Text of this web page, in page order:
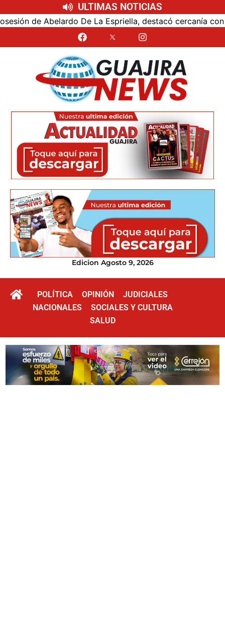
ULTIMAS NOTICIAS
de Abelardo De La Espriella, destacó cercanía con el
Edicion Agosto 9, 2026
POLÍTICA OPINIÓN
JUDICIALES
NACIONALES
SOCIALES Y CULTURA
SALUD